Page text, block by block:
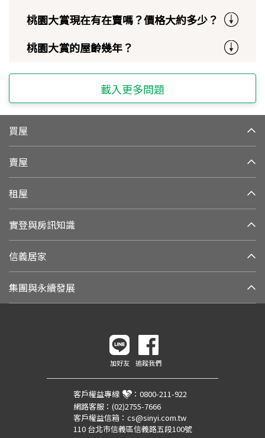
桃園大賞現在有在賣嗎？價格大約多少？
桃園大賞的屋齡幾年？
載入更多問題
買屋
賣屋
租屋
實登與房訊知識
信義居家
集團與永續發展
加好友 追蹤我們
客戶權益專線 ： 0800-211-922
網路客服： (02)2755-7666
客戶權益信箱： cs@sinyi.com.tw
110 台北市信義區信義路五段100號